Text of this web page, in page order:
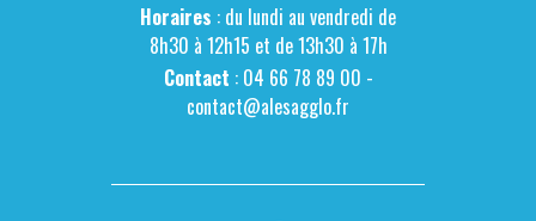
Horaires : du lundi au vendredi de
8h30 à 12h15 et de 13h30 à 17h
Contact : 04 66 78 89 00 -
contact@alesagglo.fr